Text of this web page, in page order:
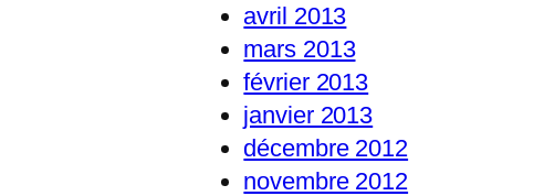
avril 2013
mars 2013
février 2013
janvier 2013
décembre 2012
novembre 2012